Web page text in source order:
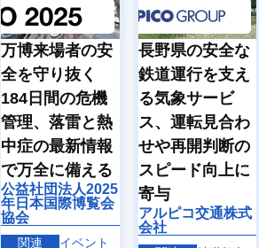
万博来場者の安
全を守り抜く
184日間の危機
管理、落雷と熱
中症の最新情報
で万全に備える
公益社団法人2025
年日本国際博覧会
協会
関連 イベント
長野県の安全な
鉄道運行を支え
る気象サービ
ス、運転見合わ
せや再開判断の
スピード向上に
寄与
アルピコ交通株式
会社